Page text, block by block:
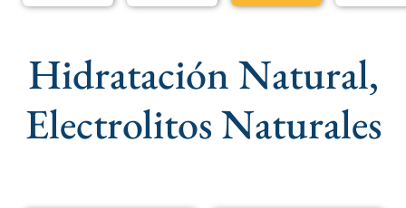
Hidratación Natural,
Electrolitos Naturales